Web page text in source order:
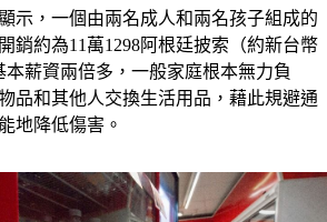
銷約為11萬1298阿根廷披索（約新台幣
本薪資兩倍多，一般家庭根本無力負
品和其他人交換生活用品，藉此規避通
地降低傷害。